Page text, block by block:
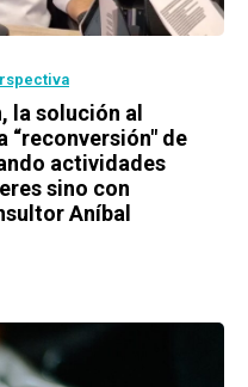
la solución al
“reconversión" de
actividades
sino con
Aníbal